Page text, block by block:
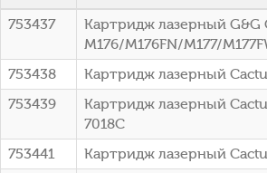
753437
Картридж лазерный G&G
M176/M176FN/M177/
753438
Картридж лазерный
753439
Картридж лазерный
7018C
753441
Картридж лазерный